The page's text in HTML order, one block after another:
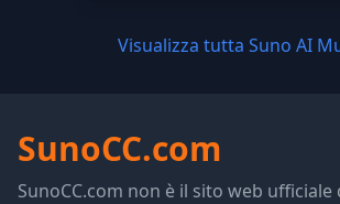
Visualizza tutta Suno AI
SunoCC.com
SunoCC.com non è il sito web ufficiale